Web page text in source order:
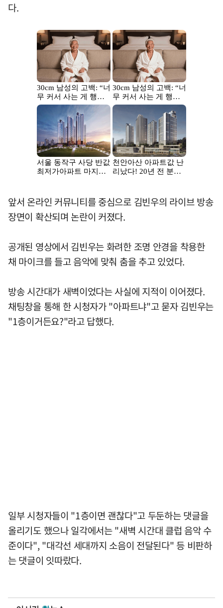
다.
앞서 온라인 커뮤니티를 중심으로 김빈우의 라이브 방송
장면이 확산되며 논란이 커졌다.
공개된 영상에서 김빈우는 화려한 조명 안경을 착용한
채 마이크를 들고 음악에 맞춰 춤을 추고 있었다.
방송 시간대가 새벽이었다는 사실에 지적이 이어졌다.
채팅창을 통해 한 시청자가 "아파트냐"고 묻자 김빈우는
"1층이거든요?"라고 답했다.
일부 시청자들이 "1층이면 괜찮다"고 두둔하는 댓글을
올리기도 했으나 일각에서는 "새벽 시간대 클럽 음악 수
준이다", "대각선 세대까지 소음이 전달된다" 등 비판하
는 댓글이 잇따랐다.